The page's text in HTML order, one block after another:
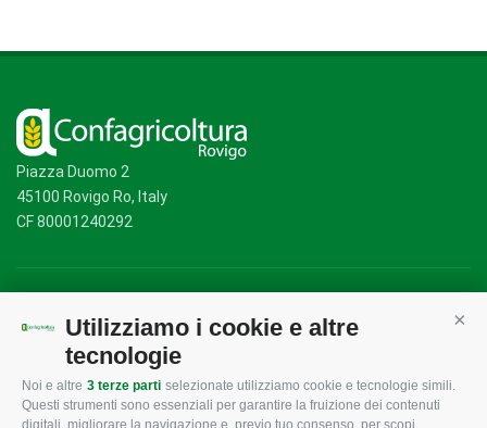
Utilizziamo i cookie e altre
tecnologie
Noi e altre 3 terze parti selezionate utilizziamo cookie e tecnologie simili.
Questi strumenti sono essenziali per garantire la fruizione dei contenuti
digitali, migliorare la navigazione e, previo tuo consenso, per scopi
Piazza Duomo 2
45100 Rovigo Ro, Italy
CF 80001240292
CONFAGRICOLTURA
ROVIGO
CONFAGRICOLTURA
INFORMA